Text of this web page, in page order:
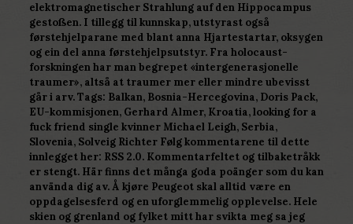
elektromagnetischer Strahlung auf den Hippocampus
gestoßen. I tillegg til kunnskap, utstyrast også
førstehjelparane med blant anna Hjartestartar, oksygen
og ein del anna førstehjelpsutstyr. Fra holocaust-
forskningen har man begrepet «intergenerasjonelle
traumer», altså at traumer mer eller mindre ubevisst
går i arv. Tags: Balkan, Bosnia-Hercegovina, Doris Pack,
EU-kommisjonen, Gerhard Almer, Kroatia, looking for a
fuck friend single kvinner Michael Leigh, Serbia,
Slovenia, Solveig Richter Følg kommentarene til dette
innlegget her: RSS 2.0. Kommentarfeltet og tilbaketråkk
er stengt. Här finns det många goda poänger som du kan
använda dig av. Å kjøre Peugeot skal alltid være en
oppdagelsesferd og en uforglemmelig opplevelse. Hele
skien og grenland og fylket mitt har svikta meg sa jeg